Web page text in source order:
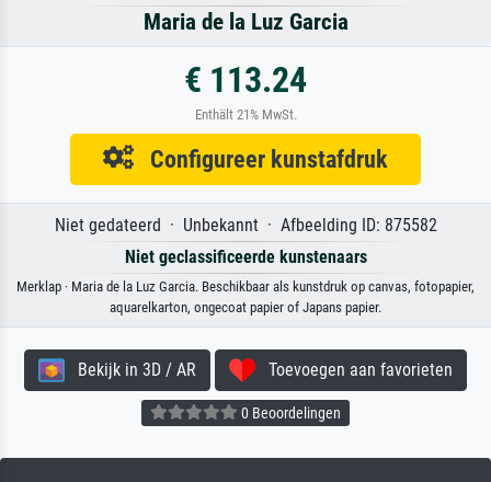
Maria de la Luz Garcia
€ 113.24
Enthält 21% MwSt.
Configureer kunstafdruk
Niet gedateerd · Unbekannt · Afbeelding ID: 875582
Niet geclassificeerde kunstenaars
Merklap · Maria de la Luz Garcia. Beschikbaar als kunstdruk op canvas, fotopapier,
aquarelkarton, ongecoat papier of Japans papier.
Bekijk in 3D / AR Toevoegen aan favorieten
0 Beoordelingen